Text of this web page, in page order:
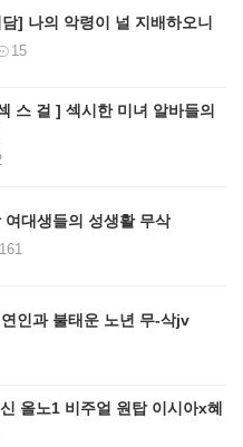
] 나의 악령이 널 지배하오니
15
스 걸 ] 섹시한 미녀 알바들의
대생들의 성생활 무삭
161
인과 불태운 노년 무-삭jv
올노1 비주얼 원탑 이시아x혜